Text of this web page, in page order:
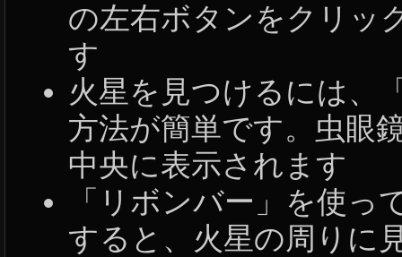
の左右ボタンをクリッ
す
火星を見つけるには、
方法が簡単です。虫眼
中央に表示されます
「リボンバー」を使っ
すると、火星の周りに